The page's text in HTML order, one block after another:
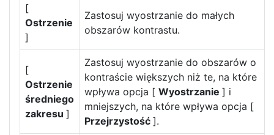
[
Ostrzenie
]
Zastosuj wyostrzanie do małych
obszarów kontrastu.
[
Ostrzenie
średniego
zakresu ]
Zastosuj wyostrzanie do obszarów o
kontraście większych niż te, na które
wpływa opcja [ Wyostrzanie ] i
mniejszych, na które wpływa opcja [
Przejrzystość ].